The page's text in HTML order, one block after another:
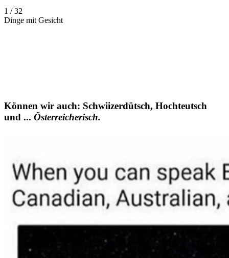
1 / 32
Dinge mit Gesicht
Können wir auch: Schwiizerdütsch, Hochteutsch
und ... Österreicherisch.